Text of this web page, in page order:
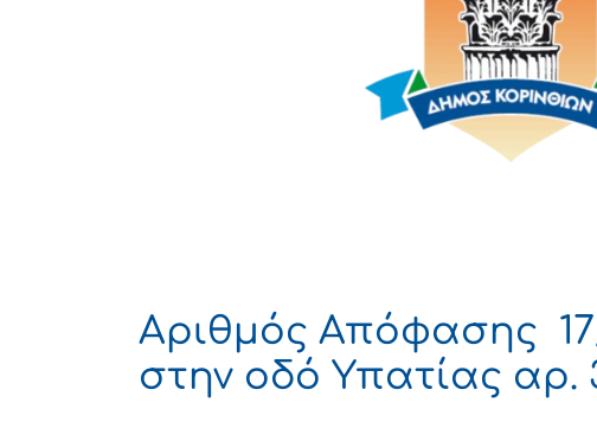
Αριθμός Απόφασης
στην οδό Υπατίας αρ.